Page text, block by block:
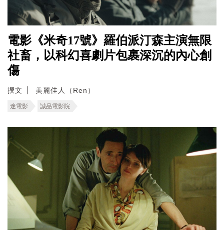
電影《米奇17號》羅伯派汀森主演無限
社畜，以科幻喜劇片包裹深沉的內心創
傷
撰文 美麗佳人（Ren）
迷電影 誠品電影院